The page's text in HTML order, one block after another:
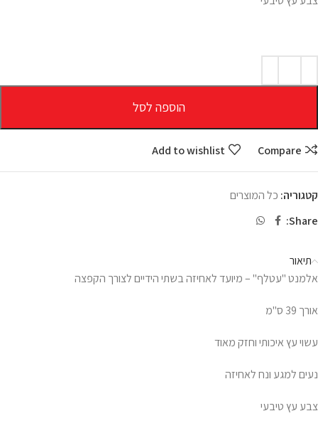
הוספה לסל
Compare
Add to wishlist
קטגוריה: כל המוצרים
Share:
תיאור
אלמנט "עטלף" – מיועד לאחיזה בשתי הידיים לצורך הקפצה
אורך 39 ס"מ
עשוי עץ איכותי וחזק מאוד
נעים למגע ונח לאחיזה
צבע עץ טיבעי